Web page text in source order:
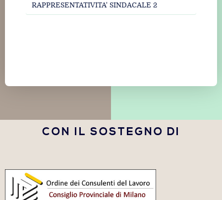
RAPPRESENTATIVITA' SINDACALE 2
CON IL SOSTEGNO DI